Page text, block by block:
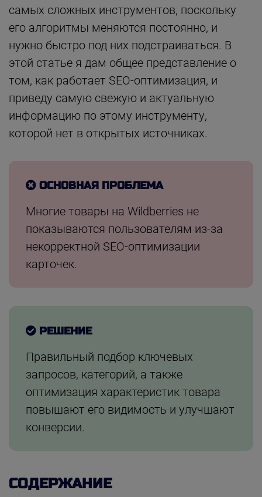
самых сложных инструментов, поскольку
его алгоритмы меняются постоянно, и
нужно быстро под них подстраиваться. В
этой статье я дам общее представление о
том, как работает SEO-оптимизация, и
приведу самую свежую и актуальную
информацию по этому инструменту,
которой нет в открытых источниках.
ОСНОВНАЯ ПРОБЛЕМА
Многие товары на Wildberries не
показываются пользователям из-за
некорректной SEO-оптимизации
карточек.
РЕШЕНИЕ
Правильный подбор ключевых
запросов, категорий, а также
оптимизация характеристик товара
повышают его видимость и улучшают
конверсии.
СОДЕРЖАНИЕ